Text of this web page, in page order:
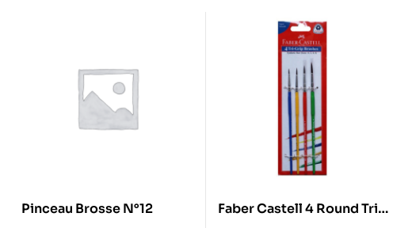
Pinceau Brosse N°12
Faber Castell 4 Round Tri